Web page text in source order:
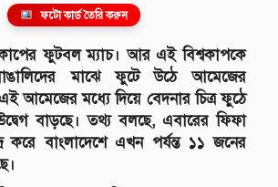
ফটো কার্ড তৈরি করুন
ফুটবল ম্যাচ। আর এই বিশ্বকাপকে
মাঝে ফুটে উঠে আমেজের
আমেজের মধ্যে দিয়ে বেদনার চিত্র ফুঠে
বাড়ছে। তথ্য বলছে, এবারের ফিফা
করে বাংলাদেশে এখন পর্যন্ত ১১ জনের